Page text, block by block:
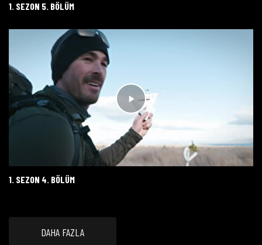
1. SEZON 5. BÖLÜM
1. SEZON 4. BÖLÜM
DAHA FAZLA